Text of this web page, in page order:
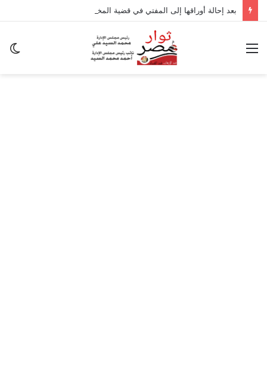
القائمة